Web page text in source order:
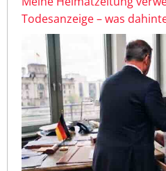
Todesanzeige – was